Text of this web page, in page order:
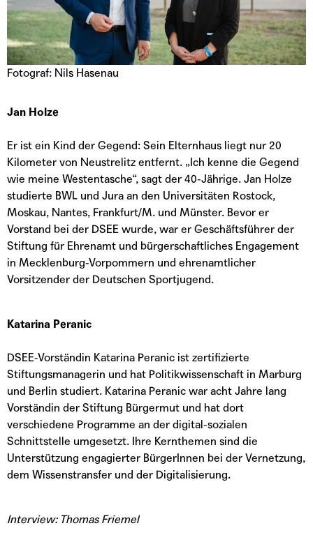
Fotograf: Nils Hasenau
Jan Holze
Er ist ein Kind der Gegend: Sein Elternhaus liegt nur 20
Kilometer von Neustrelitz entfernt. „Ich kenne die Gegend
wie meine Westentasche“, sagt der 40-Jährige. Jan Holze
studierte BWL und Jura an den Universitäten Rostock,
Moskau, Nantes, Frankfurt/M. und Münster. Bevor er
Vorstand bei der DSEE wurde, war er Geschäftsführer der
Stiftung für Ehrenamt und bürgerschaftliches Engagement
in Mecklenburg-Vorpommern und ehrenamtlicher
Vorsitzender der Deutschen Sportjugend.
Katarina Peranic
DSEE-Vorständin Katarina Peranic ist zertifizierte
Stiftungsmanagerin und hat Politikwissenschaft in Marburg
und Berlin studiert. Katarina Peranic war acht Jahre lang
Vorständin der Stiftung Bürgermut und hat dort
verschiedene Programme an der digital-sozialen
Schnittstelle umgesetzt. Ihre Kernthemen sind die
Unterstützung engagierter BürgerInnen bei der Vernetzung,
dem Wissenstransfer und der Digitalisierung.
Interview: Thomas Friemel